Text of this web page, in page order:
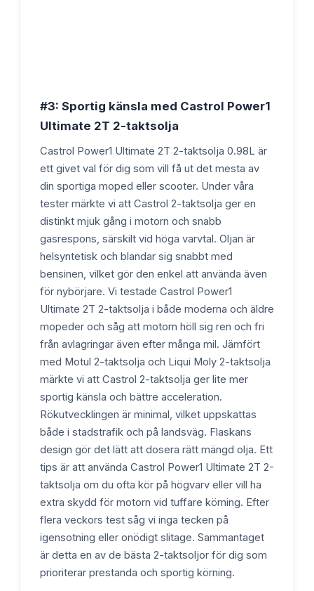
#3: Sportig känsla med Castrol Power1
Ultimate 2T 2-taktsolja
Castrol Power1 Ultimate 2T 2-taktsolja 0.98L är
ett givet val för dig som vill få ut det mesta av
din sportiga moped eller scooter. Under våra
tester märkte vi att Castrol 2-taktsolja ger en
distinkt mjuk gång i motorn och snabb
gasrespons, särskilt vid höga varvtal. Oljan är
helsyntetisk och blandar sig snabbt med
bensinen, vilket gör den enkel att använda även
för nybörjare. Vi testade Castrol Power1
Ultimate 2T 2-taktsolja i både moderna och äldre
mopeder och såg att motorn höll sig ren och fri
från avlagringar även efter många mil. Jämfört
med Motul 2-taktsolja och Liqui Moly 2-taktsolja
märkte vi att Castrol 2-taktsolja ger lite mer
sportig känsla och bättre acceleration.
Rökutvecklingen är minimal, vilket uppskattas
både i stadstrafik och på landsväg. Flaskans
design gör det lätt att dosera rätt mängd olja. Ett
tips är att använda Castrol Power1 Ultimate 2T 2-
taktsolja om du ofta kör på högvarv eller vill ha
extra skydd för motorn vid tuffare körning. Efter
flera veckors test såg vi inga tecken på
igensotning eller onödigt slitage. Sammantaget
är detta en av de bästa 2-taktsoljor för dig som
prioriterar prestanda och sportig körning.